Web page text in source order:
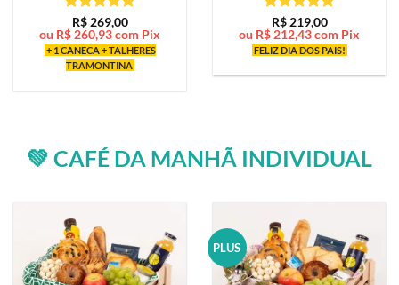
Avaliação5
de 5
R$269,00
ou R$ 260,93com Pix
+ 1 CANECA + TALHERES
TRAMONTINA
Avaliação5
de 5
R$219,00
ou R$ 212,43com Pix
FELIZ DIA DOS PAIS!
💚 CAFÉ DA MANHÃ INDIVIDUAL
PLUS